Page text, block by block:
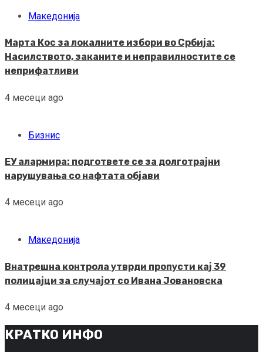
Македонија
Марта Кос за локалните избори во Србија:
Насилството, заканите и неправилностите се
неприфатливи
4 месеци ago
Бизнис
ЕУ алармира: подгответе се за долготрајни
нарушувања со нафтата објави
4 месеци ago
Македонија
Внатрешна контрола утврди пропусти кај 39
полицајци за случајот со Ивана Јовановска
4 месеци ago
КРАТКО ИНФО